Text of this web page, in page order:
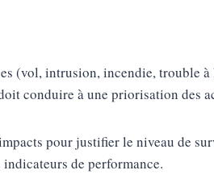
(vol, intrusion, incendie, trouble
conduire à une priorisation des
pour justifier le niveau de
de performance.